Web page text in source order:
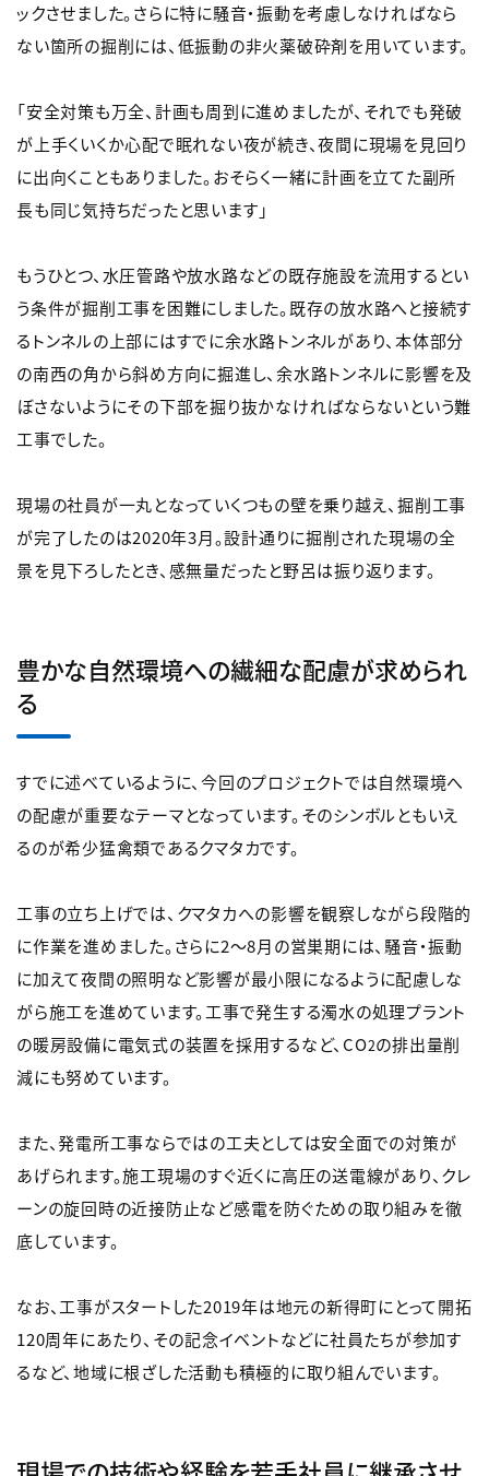
ックさせました。さらに特に騒音・振動を考慮しなければなら
ない箇所の掘削には、低振動の非火薬破砕剤を用いています。
「安全対策も万全、計画も周到に進めましたが、それでも発破
が上手くいくか心配で眠れない夜が続き、夜間に現場を見回り
に出向くこともありました。おそらく一緒に計画を立てた副所
長も同じ気持ちだったと思います」
もうひとつ、水圧管路や放水路などの既存施設を流用するとい
う条件が掘削工事を困難にしました。既存の放水路へと接続す
るトンネルの上部にはすでに余水路トンネルがあり、本体部分
の南西の角から斜め方向に掘進し、余水路トンネルに影響を及
ぼさないようにその下部を掘り抜かなければならないという難
工事でした。
現場の社員が一丸となっていくつもの壁を乗り越え、掘削工事
が完了したのは2020年3月。設計通りに掘削された現場の全
景を見下ろしたとき、感無量だったと野呂は振り返ります。
豊かな自然環境への繊細な配慮が求められ
る
すでに述べているように、今回のプロジェクトでは自然環境へ
の配慮が重要なテーマとなっています。そのシンボルともいえ
るのが希少猛禽類であるクマタカです。
工事の立ち上げでは、クマタカへの影響を観察しながら段階的
に作業を進めました。さらに2～8月の営巣期には、騒音・振動
に加えて夜間の照明など影響が最小限になるように配慮しな
がら施工を進めています。工事で発生する濁水の処理プラント
の暖房設備に電気式の装置を採用するなど、CO2の排出量削
減にも努めています。
また、発電所工事ならではの工夫としては安全面での対策が
あげられます。施工現場のすぐ近くに高圧の送電線があり、クレ
ーンの旋回時の近接防止など感電を防ぐための取り組みを徹
底しています。
なお、工事がスタートした2019年は地元の新得町にとって開拓
120周年にあたり、その記念イベントなどに社員たちが参加す
るなど、地域に根ざした活動も積極的に取り組んでいます。